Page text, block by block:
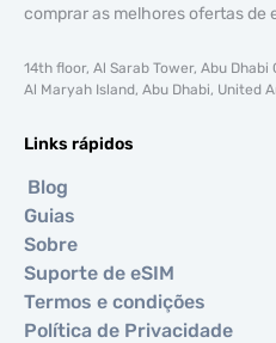
comprar as melhores ofertas de
14th floor, Al Sarab Tower, Abu Dhabi
Al Maryah Island, Abu Dhabi, United
Links rápidos
Blog
Guias
Sobre
Suporte de eSIM
Termos e condições
Política de Privacidade